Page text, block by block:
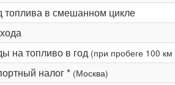
топлива в смешанном цикле
на топливо в год (при пробеге 100 км
налог * (Москва)